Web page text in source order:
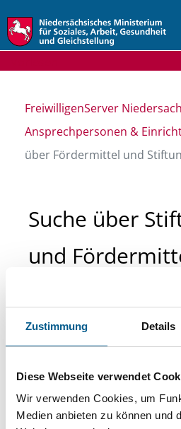
Zustimmung Details
Diese Webseite verwendet
Wir verwenden Cookies, um
Medien anbieten zu können und
FreiwilligenServer
Ansprechpersonen &
über Fördermittel und
Suche über
und
Sie suchen finanzielle
Projekt oder ein Vorhaben?
direkt über unsere
Stiftungsdatenbank
Suche bitte die Groß- und
beachten.